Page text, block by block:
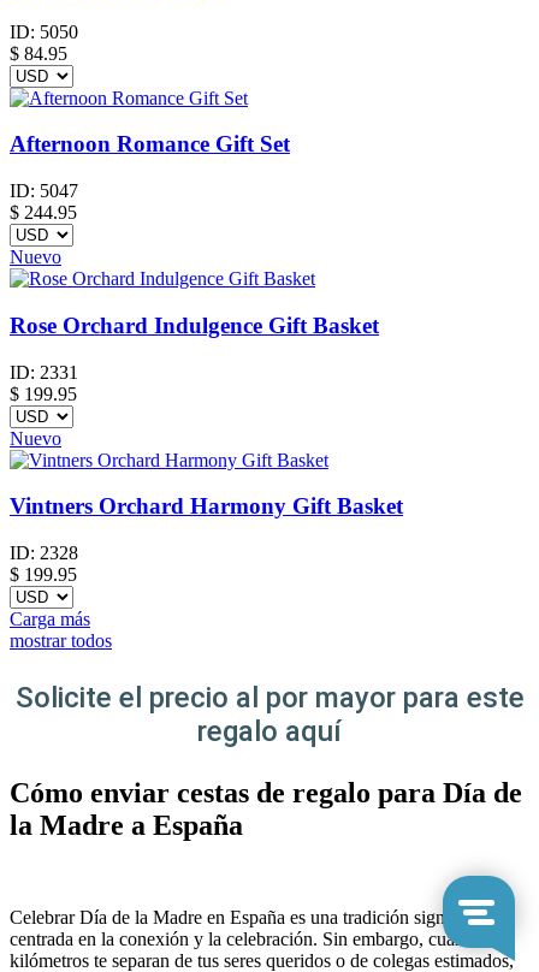
ID: 5050
$ 84.95
Afternoon Romance Gift Set
ID: 5047
$ 244.95
Nuevo
Rose Orchard Indulgence Gift Basket
ID: 2331
$ 199.95
Nuevo
Vintners Orchard Harmony Gift Basket
ID: 2328
$ 199.95
Carga más
mostrar todos
Solicite el precio al por mayor para este
regalo aquí
Cómo enviar cestas de regalo para Día de
la Madre a España
Celebrar Día de la Madre en España es una tradición significativa
centrada en la conexión y la celebración. Sin embargo, cuando los
kilómetros te separan de tus seres queridos o de colegas estimados,